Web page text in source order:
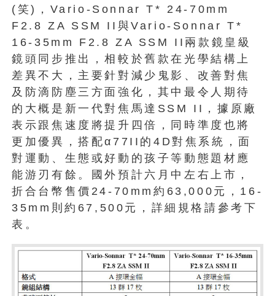
(笑)，Vario-Sonnar T* 24-70mm
F2.8 ZA SSM II與Vario-Sonnar T*
16-35mm F2.8 ZA SSM II兩款鏡皇級
鏡頭同步推出，相較於舊款在光學結構上
差異不大，主要針對減少鬼影、改善對焦
及防滴防塵三方面強化，其中最令人期待
的大概是新一代對焦馬達SSM II，據原廠
表示跟焦速度將提升四倍，同時準度也將
更加優異，搭配α77II的4D對焦系統，面
對運動、生態或好動的孩子等動態題材應
能游刃有餘。國外預計六月中左右上市，
折合台幣售價24-70mm約63,000元，16-
35mm則約67,500元，詳細規格請參考下
表。